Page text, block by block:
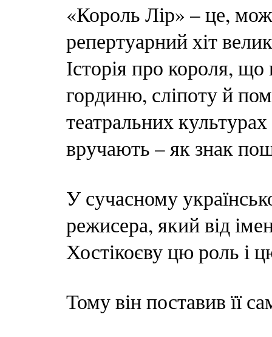
«Король Лір» – це,
репертуарний хіт
Історія про короля, що
гординю, сліпоту й
театральних
вручають – як знак
У сучасному
режисера, який від
Хостікоєву цю роль і
Тому він поставив її